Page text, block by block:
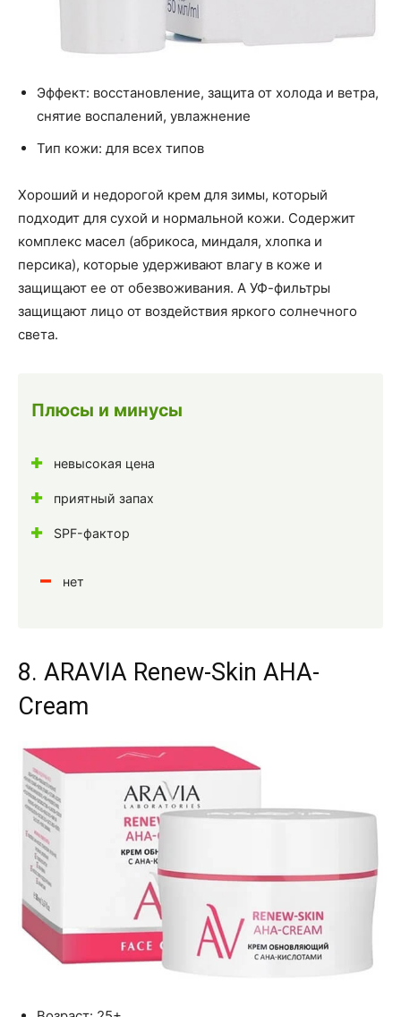
Эффект: восстановление, защита от холода и ветра,
снятие воспалений, увлажнение
Тип кожи: для всех типов
Хороший и недорогой крем для зимы, который
подходит для сухой и нормальной кожи. Cодержит
комплекс масел (абрикоса, миндаля, хлопка и
персика), которые удерживают влагу в коже и
защищают ее от обезвоживания. А УФ-фильтры
защищают лицо от воздействия яркого солнечного
света.
Плюсы и минусы
невысокая цена
приятный запах
SPF-фактор
нет
8. ARAVIA Renew-Skin AHA-
Cream